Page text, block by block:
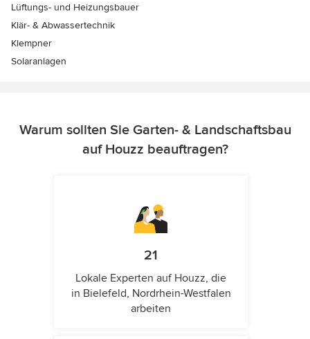
Lüftungs- und Heizungsbauer
Klär- & Abwassertechnik
Klempner
Solaranlagen
Warum sollten Sie Garten- & Landschaftsbau
auf Houzz beauftragen?
21
Lokale Experten auf Houzz, die
in Bielefeld, Nordrhein-Westfalen
arbeiten